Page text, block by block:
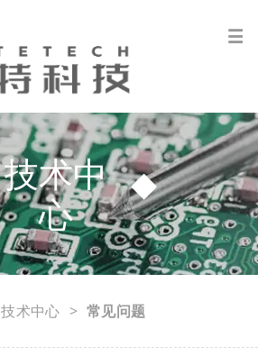
技术中
心
技术中心 > 常见问题